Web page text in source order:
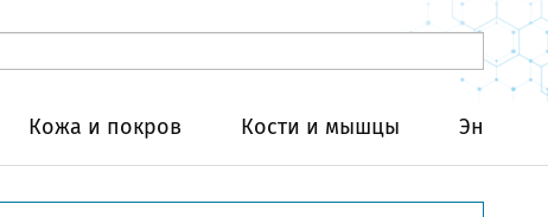
Кожа и покров Кости и мышцы